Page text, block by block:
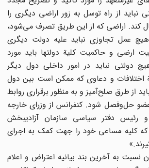
نباید از راه توسل به زور اراضی دیگری را
اراضی که از این طریق تصرف می‌شود،
عمل تجاوزی نباید علیه دولت دیگری
ارضی و حاکمیت کلیة دولتها باید مورد
دولتی نباید در امور داخلی دول دیگر
اختلافات و دعاوی که ممکن است بین دول
از طرق صلح‌آمیز و به منظور برقراری روابط
حل‌وفصل شود. کنفرانس از وزرای خارجه
و رئیس دفتر سیاسی سازمان آزادیبخش
کلیه مساعی خود را جهت کمک به اجرای
نسبت به آخرین بند بیانیه اعتراض و اعلام